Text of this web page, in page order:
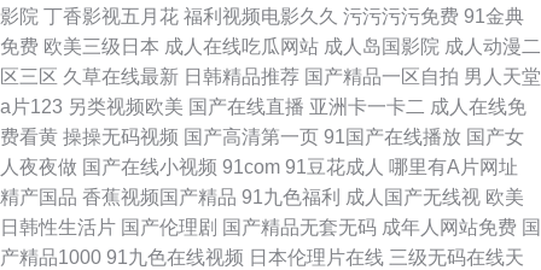
影院 丁香影视五月花 福利视频电影久久 污污污污免费 91金典
免费 欧美三级日本 成人在线吃瓜网站 成人岛国影院 成人动漫二
区三区 久草在线最新 日韩精品推荐 国产精品一区自拍 男人天堂
a片123 另类视频欧美 国产在线直播 亚洲卡一卡二 成人在线免
费看黄 操操无码视频 国产高清第一页 91国产在线播放 国产女
人夜夜做 国产在线小视频 91com 91豆花成人 哪里有A片网址
精产国品 香蕉视频国产精品 91九色福利 成人国产无线视 欧美
日韩性生活片 国产伦理剧 国产精品无套无码 成年人网站免费 国
产精品1000 91九色在线视频 日本伦理片在线 三级无码在线天